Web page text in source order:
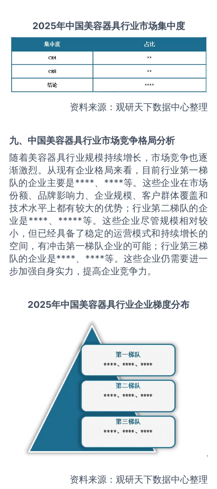
2025年中国美容器具行业市场集中度
资料来源：观研天下数据中心整理
九、中国美容器具行业市场竞争格局分析
随着美容器具行业规模持续增长，市场竞争也逐
渐激烈。从现有企业格局来看，目前行业第一梯
队的企业主要是****、****等。这些企业在市场
份额、品牌影响力、企业规模、客户群体覆盖和
技术水平上都有较大的优势；行业第二梯队的企
业是****、*****等。这些企业尽管规模相对较
小，但已经具备了稳定的运营模式和持续增长的
空间，有冲击第一梯队企业的可能；行业第三梯
队的企业是****、****等。这些企业仍需要进一
步加强自身实力，提高企业竞争力。
2025年中国美容器具行业企业梯度分布
资料来源：观研天下数据中心整理